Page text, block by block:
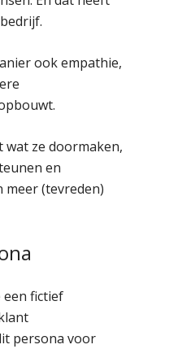
ook empathie,
wat ze doormaken,
en
meer (tevreden)
een fictief
persona voor